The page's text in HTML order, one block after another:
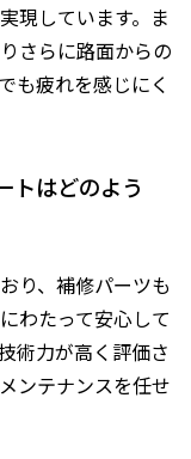
現しています。ま
さらに路面からの
も疲れを感じにく
トはどのよう
り、補修パーツも
わたって安心して
術力が高く評価さ
ンテナンスを任せ